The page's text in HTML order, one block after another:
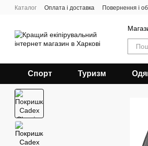
Перейти до основного контенту
Каталог Оплата і доставка Повернення і
Спорт Туризм